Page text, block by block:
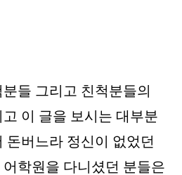
들 그리고 친척분들의
이 글을 보시는 대부분
돈버느라 정신이 없었던
학원을 다니셨던 분들은